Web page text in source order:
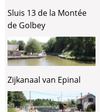
Sluis 13 de la Montée
de Golbey
Zijkanaal van Epinal